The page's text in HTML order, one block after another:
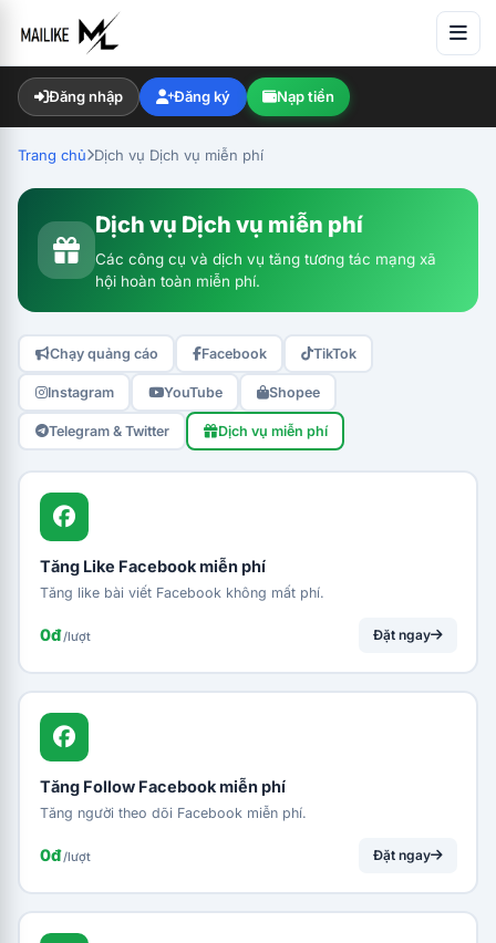
Đăng nhập Đăng ký Nạp tiền
Trang chủ Dịch vụ Dịch vụ miễn phí
Dịch vụ Dịch vụ miễn phí
Các công cụ và dịch vụ tăng tương tác mạng xã
hội hoàn toàn miễn phí.
Chạy quảng cáo Facebook TikTok
Instagram YouTube Shopee
Telegram & Twitter Dịch vụ miễn phí
Tăng Like Facebook miễn phí
Tăng like bài viết Facebook không mất phí.
0đ/lượt Đặt ngay
Tăng Follow Facebook miễn phí
Tăng người theo dõi Facebook miễn phí.
0đ/lượt Đặt ngay